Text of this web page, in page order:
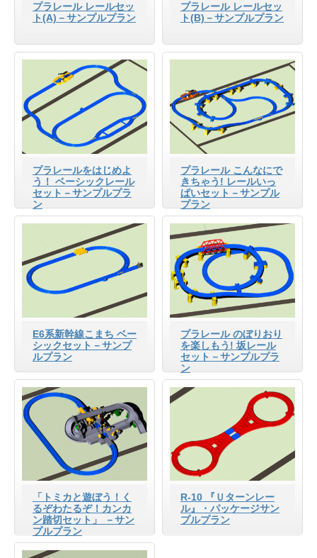
プラレール レールセッ
ト(A)－サンプルプラン
プラレール レールセッ
ト(B)－サンプルプラン
プラレールをはじめよ
う！ ベーシックレール
セット－サンプルプラ
ン
プラレール こんなにで
きちゃう! レールいっ
ぱいセット－サンプル
プラン
E6系新幹線こまち ベー
シックセット－サンプ
ルプラン
プラレール のぼりおり
を楽しもう! 坂レール
セット－サンプルプラ
ン
「トミカと遊ぼう！く
るぞわたるぞ！カンカ
ン踏切セット」 －サン
プルプラン
R-10 『Ｕターンレー
ル』・パッケージサン
プルプラン